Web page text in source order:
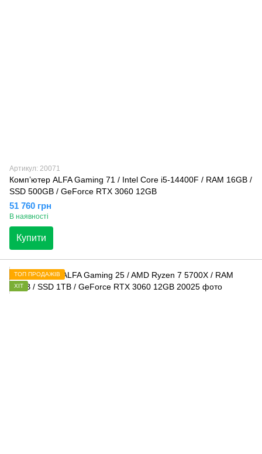
Артикул: 20071
Компʼютер ALFA Gaming 71 / Intel Core i5-14400F / RAM 16GB /
SSD 500GB / GeForce RTX 3060 12GB
51 760 грн
В наявності
Купити
ТОП ПРОДАЖІВ
ХІТ